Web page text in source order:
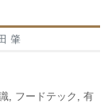
肇
, フードテック , 有